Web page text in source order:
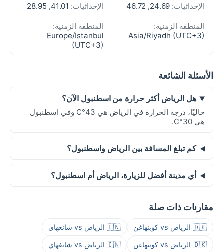
الإحداثيات: الإحداثيات:
المنطقة الزمنية:
Asia/Riyadh (UTC+3)
المنطقة الزمنية:
Europe/Istanbul
(UTC+3)
الأسئلة الشائعة
هل الرياض أكثر حرارة من اسطنبول الآن؟
حاليًا، درجة الحرارة في الرياض هي 43°C وفي اسطنبول
هي 30°C.
كم تبلغ المسافة بين الرياض واسطنبول؟
أي مدينة أفضل للزيارة، الرياض أم اسطنبول؟
مقارنات ذات صلة
🇩🇰 الرياض vs كوبنهاغن 🇨🇳 الرياض vs شانغهاي
🇩🇰 الرياض vs كوبنهاغن 🇨🇳 الرياض vs شانغهاي